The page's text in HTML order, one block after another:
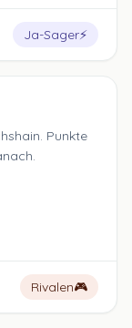
Ja-Sager⚡
Punkte
Rivalen🎮